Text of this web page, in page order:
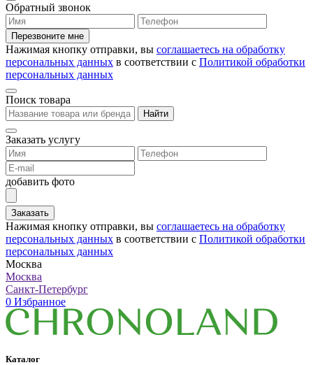
Обратный звонок
Перезвоните мне
Нажимая кнопку отправки, вы соглашаетесь на обработку
персональных данных в соответствии с Политикой обработки
персональных данных
Поиск товара
Найти
Заказать услугу
добавить фото
Заказать
Нажимая кнопку отправки, вы соглашаетесь на обработку
персональных данных в соответствии с Политикой обработки
персональных данных
Москва
Москва
Санкт-Петербург
0 Избранное
Каталог